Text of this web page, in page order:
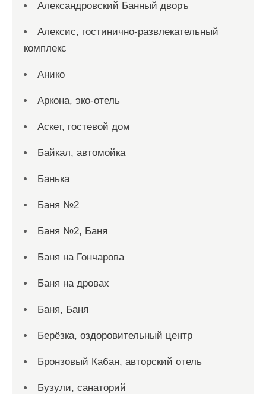
Александровский Банный дворъ
Алексис, гостинично-развлекательный
комплекс
Анико
Аркона, эко-отель
Аскет, гостевой дом
Байкал, автомойка
Банька
Баня №2
Баня №2, Баня
Баня на Гончарова
Баня на дровах
Баня, Баня
Берёзка, оздоровительный центр
Бронзовый Кабан, авторский отель
Бузули, санаторий